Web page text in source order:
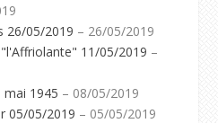
26/05/2019 – 26/05/2019
11/05/2019 –
1945 – 08/05/2019
05/05/2019 – 05/05/2019